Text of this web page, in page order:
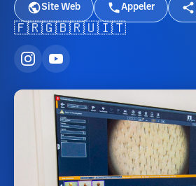
Site Web Appeler
🇫🇷🇬🇧🇷🇺🇮🇹